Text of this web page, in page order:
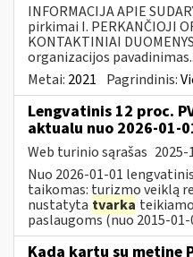
INFORMACIJA APIE
pirkimai I. PERKANČIOJI
KONTAKTINIAI
organizacijos
Metai: 2021 Pagrindinis:
Lengvatinis 12 proc.
aktualu nuo 2026-01-
Web turinio sąrašas 2025-
Nuo 2026-01-01
taikomas: turizmo veiklą
nustatyta tvarka
paslaugoms (nuo 2015-01-
Kada kartu su metine